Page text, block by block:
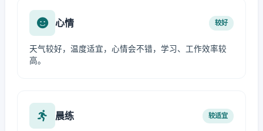
心情 较好
天气较好，温度适宜，心情会不错，学习、工作效率较
高。
晨练 较适宜